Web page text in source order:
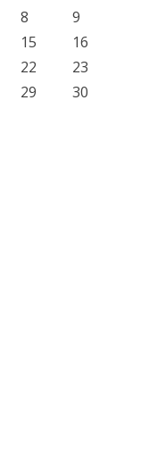
8
9
15
16
22
23
29
30